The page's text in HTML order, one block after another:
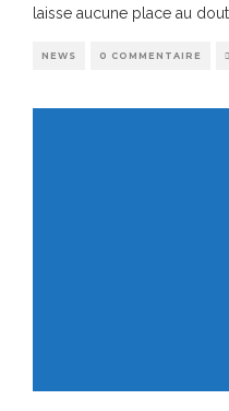
laisse aucune place au
NEWS 0 COMMENTAIRE